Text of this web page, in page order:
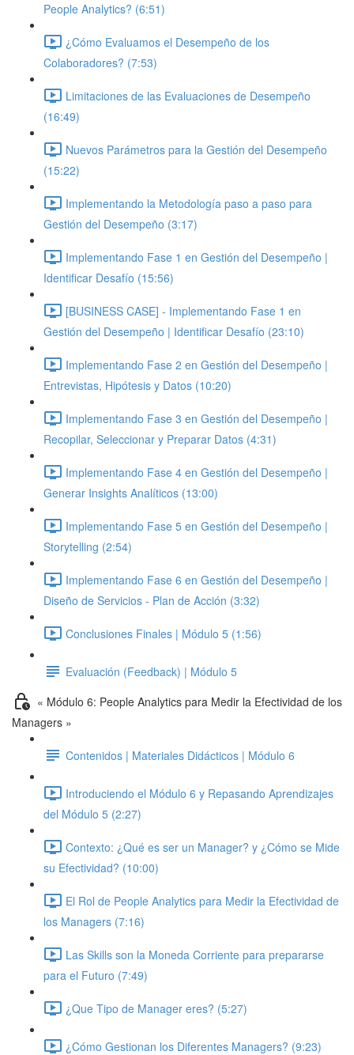
People Analytics? (6:51)
¿Cómo Evaluamos el Desempeño de los
Colaboradores? (7:53)
Limitaciones de las Evaluaciones de Desempeño
(16:49)
Nuevos Parámetros para la Gestión del Desempeño
(15:22)
Implementando la Metodología paso a paso para
Gestión del Desempeño (3:17)
Implementando Fase 1 en Gestión del Desempeño |
Identificar Desafío (15:56)
[BUSINESS CASE] - Implementando Fase 1 en
Gestión del Desempeño | Identificar Desafío (23:10)
Implementando Fase 2 en Gestión del Desempeño |
Entrevistas, Hipótesis y Datos (10:20)
Implementando Fase 3 en Gestión del Desempeño |
Recopilar, Seleccionar y Preparar Datos (4:31)
Implementando Fase 4 en Gestión del Desempeño |
Generar Insights Analíticos (13:00)
Implementando Fase 5 en Gestión del Desempeño |
Storytelling (2:54)
Implementando Fase 6 en Gestión del Desempeño |
Diseño de Servicios - Plan de Acción (3:32)
Conclusiones Finales | Módulo 5 (1:56)
Evaluación (Feedback) | Módulo 5
« Módulo 6: People Analytics para Medir la Efectividad de los
Managers »
Contenidos | Materiales Didácticos | Módulo 6
Introduciendo el Módulo 6 y Repasando Aprendizajes
del Módulo 5 (2:27)
Contexto: ¿Qué es ser un Manager? y ¿Cómo se Mide
su Efectividad? (10:00)
El Rol de People Analytics para Medir la Efectividad de
los Managers (7:16)
Las Skills son la Moneda Corriente para prepararse
para el Futuro (7:49)
¿Que Tipo de Manager eres? (5:27)
¿Cómo Gestionan los Diferentes Managers? (9:23)